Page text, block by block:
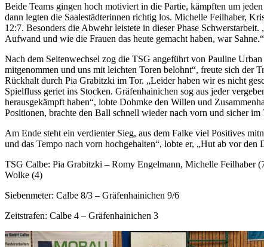
Beide Teams gingen hoch motiviert in die Partie, kämpften um
dann legten die Saalestädterinnen richtig los. Michelle Feilhaber,
12:7. Besonders die Abwehr leistete in dieser Phase
Aufwand und wie die Frauen das heute gemacht haben, war Sahne.“
Nach dem Seitenwechsel zog die TSG angeführt von Pauline
mitgenommen und uns mit leichten Toren belohnt“, freute sich der
Rückhalt durch Pia Grabitzki im Tor. „Leider haben wir es nicht
Spielfluss geriet ins Stocken. Gräfenhainichen sog aus jeder
herausgekämpft haben“, lobte Dohmke den Willen und
Positionen, brachte den Ball schnell wieder nach vorn und sicher im
Am Ende steht ein verdienter Sieg, aus dem Falke viel Positives
und das Tempo nach vorn hochgehalten“, lobte er, „Hut ab vor den
TSG Calbe: Pia Grabitzki – Romy Engelmann, Michelle Feilhaber
Wolke (4)
Siebenmeter: Calbe 8/3 – Gräfenhainichen 9/6
Zeitstrafen: Calbe 4 – Gräfenhainichen 3